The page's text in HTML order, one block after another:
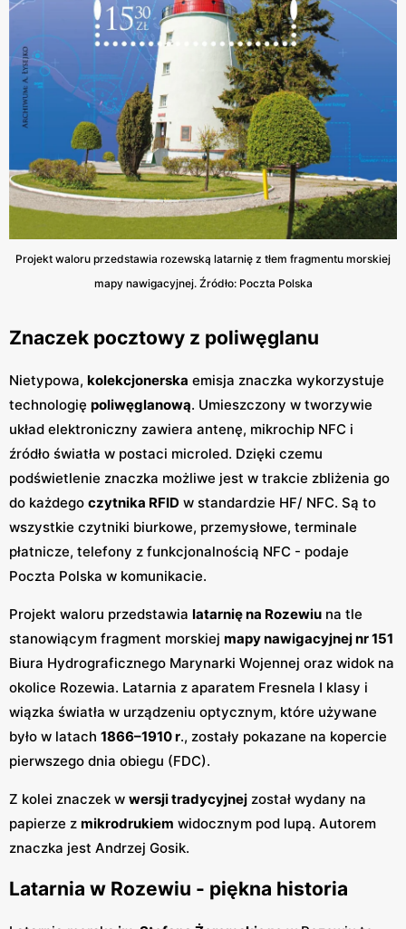
Projekt waloru przedstawia rozewską latarnię z tłem fragmentu morskiej
mapy nawigacyjnej. Źródło: Poczta Polska
Znaczek pocztowy z poliwęglanu
Nietypowa, kolekcjonerska emisja znaczka wykorzystuje
technologię poliwęglanową. Umieszczony w tworzywie
układ elektroniczny zawiera antenę, mikrochip NFC i
źródło światła w postaci microled. Dzięki czemu
podświetlenie znaczka możliwe jest w trakcie zbliżenia go
do każdego czytnika RFID w standardzie HF/ NFC. Są to
wszystkie czytniki biurkowe, przemysłowe, terminale
płatnicze, telefony z funkcjonalnością NFC - podaje
Poczta Polska w komunikacie.
Projekt waloru przedstawia latarnię na Rozewiu na tle
stanowiącym fragment morskiej mapy nawigacyjnej nr 151
Biura Hydrograficznego Marynarki Wojennej oraz widok na
okolice Rozewia. Latarnia z aparatem Fresnela I klasy i
wiązka światła w urządzeniu optycznym, które używane
było w latach 1866–1910 r., zostały pokazane na kopercie
pierwszego dnia obiegu (FDC).
Z kolei znaczek w wersji tradycyjnej został wydany na
papierze z mikrodrukiem widocznym pod lupą. Autorem
znaczka jest Andrzej Gosik.
Latarnia w Rozewiu - piękna historia